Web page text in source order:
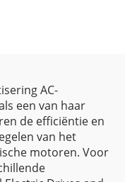
AC-
een van haar
de efficiëntie en
van het
motoren. Voor